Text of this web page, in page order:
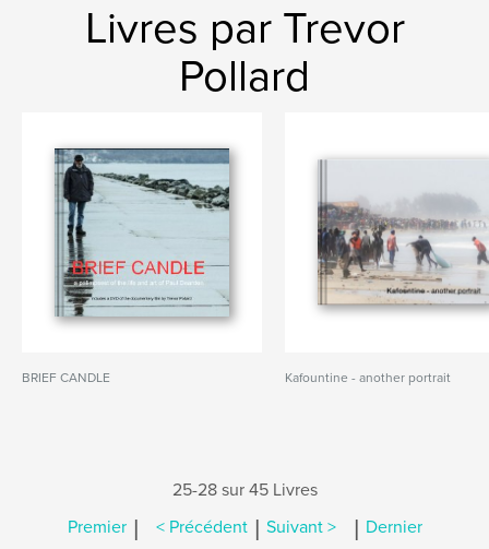
Livres par Trevor
Pollard
BRIEF CANDLE Kafountine - another portrait
25-28 sur 45 Livres
Premier | < Précédent | Suivant > | Dernier